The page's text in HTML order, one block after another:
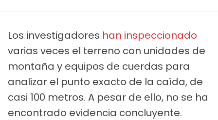
Los investigadores han inspeccionado
varias veces el terreno con unidades de
montaña y equipos de cuerdas para
analizar el punto exacto de la caída, de
casi 100 metros. A pesar de ello, no se ha
encontrado evidencia concluyente.